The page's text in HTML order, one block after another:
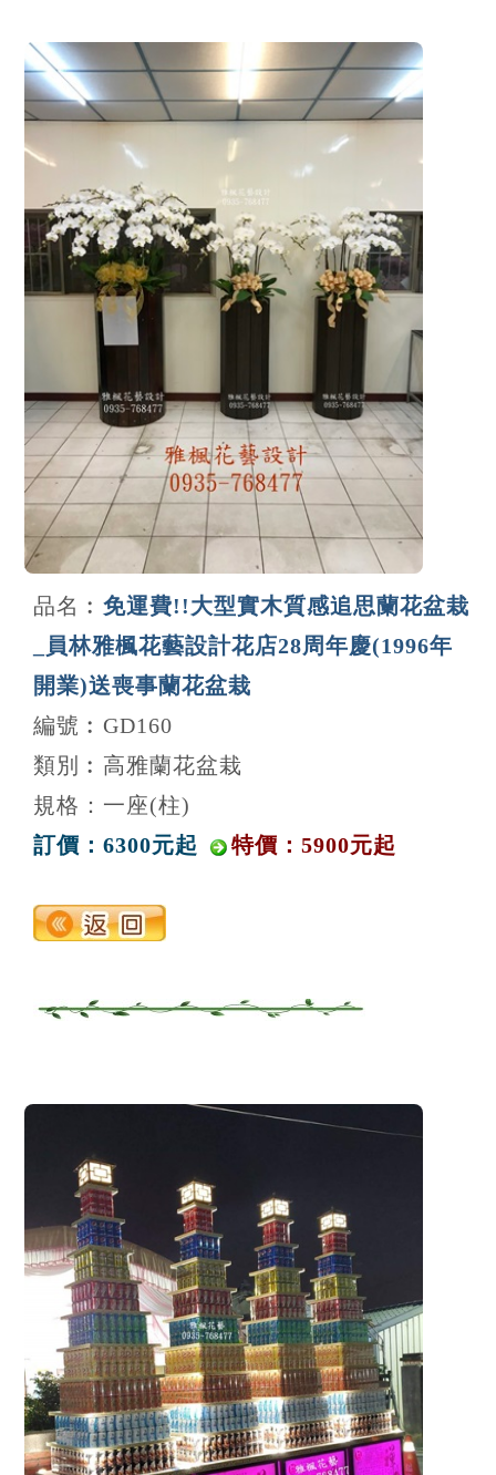
品名︰免運費!!大型實木質感追思蘭花盆栽
_員林雅楓花藝設計花店28周年慶(1996年
開業)送喪事蘭花盆栽
編號︰GD160
類別︰高雅蘭花盆栽
規格：一座(柱)
訂價：6300元起
特價：5900元起